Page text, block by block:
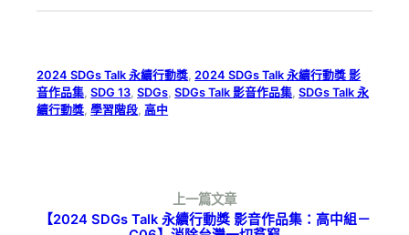
2024 SDGs Talk 永續行動獎 2024 SDGs Talk 永續行動獎 影
音作品集 , SDG 13 , SDGs , SDGs Talk 影音作品集 , SDGs Talk 永
續行動獎 , 學習階段 , 高中
上一篇文章
【2024 SDGs Talk 永續行動獎 影音作品集：高中組－